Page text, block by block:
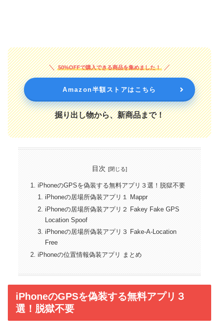
50%OFFで購入できる商品を集めました！
Amazon半額ストアはこちら
掘り出し物から、新商品まで！
目次
iPhoneのGPSを偽装する無料アプリ３選！脱獄不要
iPhoneの居場所偽装アプリ１ Mappr
iPhoneの居場所偽装アプリ２ Fakey Fake GPS
Location Spoof
iPhoneの居場所偽装アプリ３ Fake-A-Location
Free
iPhoneの位置情報偽装アプリ まとめ
iPhoneのGPSを偽装する無料アプリ３
選！脱獄不要